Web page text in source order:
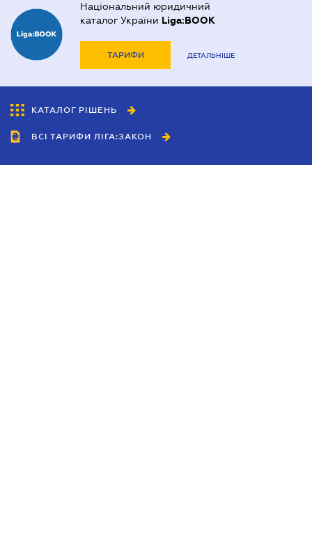
Національний юридичний
каталог України Liga:BOOK
ТАРИФИ ДЕТАЛЬНІШЕ
КАТАЛОГ РІШЕНЬ
ВСІ ТАРИФИ ЛІГА:ЗАКОН